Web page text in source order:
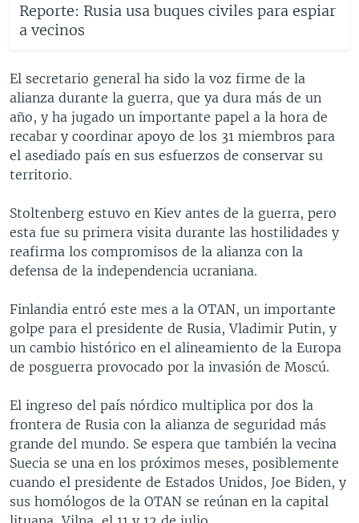
Reporte: Rusia usa buques civiles para espiar
a vecinos
El secretario general ha sido la voz firme de la
alianza durante la guerra, que ya dura más de un
año, y ha jugado un importante papel a la hora de
recabar y coordinar apoyo de los 31 miembros para
el asediado país en sus esfuerzos de conservar su
territorio.
Stoltenberg estuvo en Kiev antes de la guerra, pero
esta fue su primera visita durante las hostilidades y
reafirma los compromisos de la alianza con la
defensa de la independencia ucraniana.
Finlandia entró este mes a la OTAN, un importante
golpe para el presidente de Rusia, Vladimir Putin, y
un cambio histórico en el alineamiento de la Europa
de posguerra provocado por la invasión de Moscú.
El ingreso del país nórdico multiplica por dos la
frontera de Rusia con la alianza de seguridad más
grande del mundo. Se espera que también la vecina
Suecia se una en los próximos meses, posiblemente
cuando el presidente de Estados Unidos, Joe Biden, y
sus homólogos de la OTAN se reúnan en la capital